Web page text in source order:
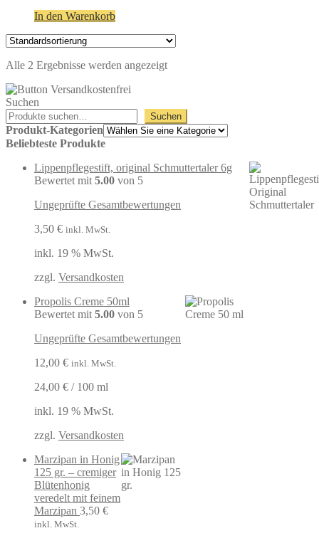
In den Warenkorb
Alle 2 Ergebnisse werden angezeigt
Suchen
Suchen
Produkt-Kategorien
Beliebteste Produkte
Lippenpflegestift, original Schmuttertaler 6g
Bewertet mit 5.00 von 5
Ungeprüfte Gesamtbewertungen
3,50 € inkl. MwSt.
inkl. 19 % MwSt.
zzgl. Versandkosten
Propolis Creme 50ml
Bewertet mit 5.00 von 5
Ungeprüfte Gesamtbewertungen
12,00 € inkl. MwSt.
24,00 € / 100 ml
inkl. 19 % MwSt.
zzgl. Versandkosten
Marzipan in Honig
125 gr. – cremiger
Blütenhonig
veredelt mit feinem
Marzipan 3,50 €
inkl. MwSt.